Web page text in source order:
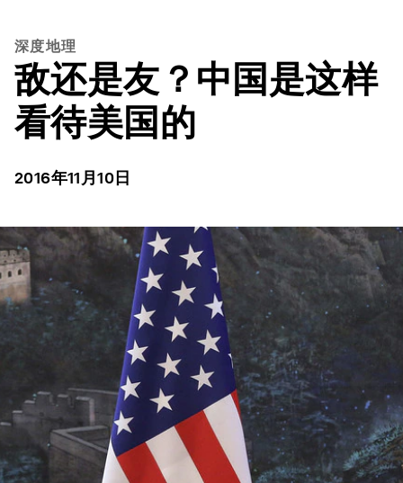
深度地理
敌还是友？中国是这样
看待美国的
2016年11月10日